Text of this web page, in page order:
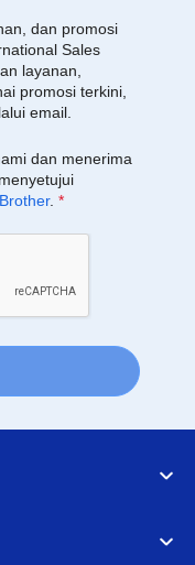
dan promosi
Sales
layanan,
promosi terkini,
email.
dan menerima
. *